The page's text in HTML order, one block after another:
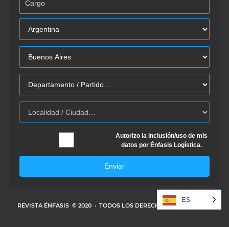
Autorizo la inclusión/uso de mis
datos por Énfasis Logística.
Enviar
REVISTA ÉNFASIS © 2020 · TODOS LOS DERECHOS RESERVADOS
ES